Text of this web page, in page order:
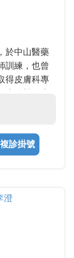
於中山醫藥
訓練，也曾
得皮膚科專
春痘、藥物
皰疹、疥
學等。
複診掛號